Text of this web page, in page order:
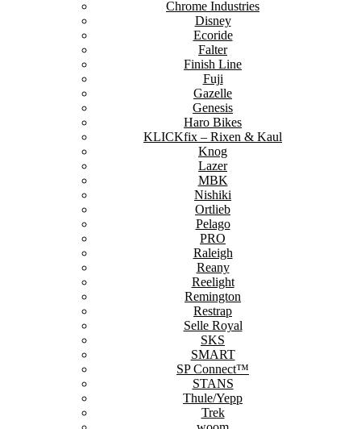
Chrome Industries
Disney
Ecoride
Falter
Finish Line
Fuji
Gazelle
Genesis
Haro Bikes
KLICKfix – Rixen & Kaul
Knog
Lazer
MBK
Nishiki
Ortlieb
Pelago
PRO
Raleigh
Reany
Reelight
Remington
Restrap
Selle Royal
SKS
SMART
SP Connect™
STANS
Thule/Yepp
Trek